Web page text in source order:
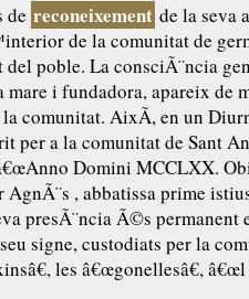
de reconeixement de la seva
de la comunitat de
poble. La consciÃ¨ncia
mare i fundadora, apareix de
comunitat. AixÃ­, en un
per a la comunitat de Sant
Domini MCCLXX.
, abbatissa prime
presÃ¨ncia Ã©s permanent
signe, custodiats per la
les â€œgonellesâ€,